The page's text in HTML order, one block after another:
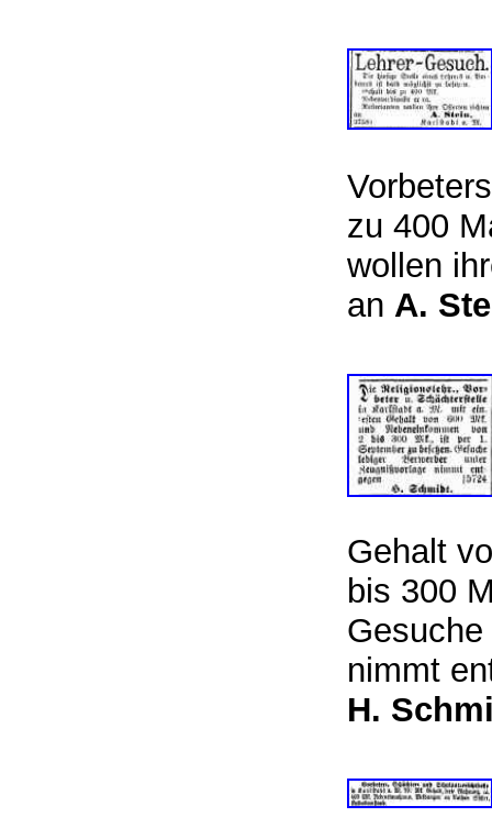
zu 400
wollen
an A.
Gehalt
bis 300
nimmt
H.